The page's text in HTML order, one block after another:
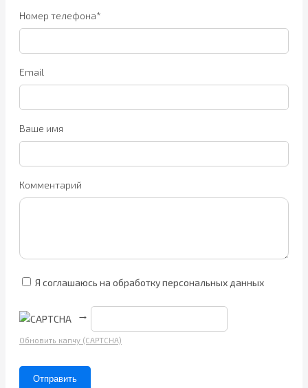
Номер телефона*
Email
Ваше имя
Комментарий
Я соглашаюсь на обработку персональных данных
→
Обновить капчу (CAPTCHA)